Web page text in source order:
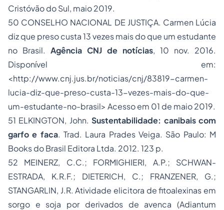
Cristóvão do Sul, maio 2019.
50 CONSELHO NACIONAL DE JUSTIÇA. Carmen Lúcia
diz que preso custa 13 vezes mais do que um estudante
no Brasil. Agência CNJ de notícias, 10 nov. 2016.
Disponível em:
<http://www.cnj.jus.br/noticias/cnj/83819-carmen-
lucia-diz-que-preso-custa-13-vezes-mais-do-que-
um-estudante-no-brasil> Acesso em 01 de maio 2019.
51 ELKINGTON, John.Sustentabilidade: canibais com
garfo e faca. Trad. Laura Prades Veiga. São Paulo: M
Books do Brasil Editora Ltda. 2012. 123 p.
52 MEINERZ, C.C.; FORMIGHIERI, A.P.; SCHWAN-
ESTRADA, K.R.F.; DIETERICH, C.; FRANZENER, G.;
STANGARLIN, J.R. Atividade elicitora de fitoalexinas em
sorgo e soja por derivados de avenca (Adiantum